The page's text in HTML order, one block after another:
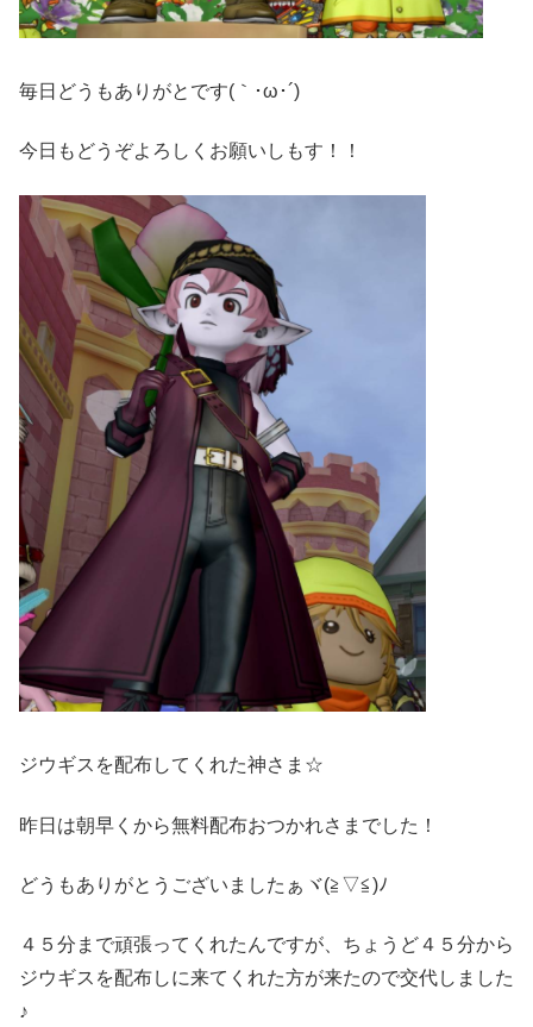
毎日どうもありがとです(｀･ω･´)ゞ
今日もどうぞよろしくお願いしもす！！
ジウギスを配布してくれた神さま☆
昨日は朝早くから無料配布おつかれさまでした！
どうもありがとうございましたぁヾ(≧▽≦)ﾉ
４５分まで頑張ってくれたんですが、ちょうど４５分から
ジウギスを配布しに来てくれた方が来たので交代しました
♪